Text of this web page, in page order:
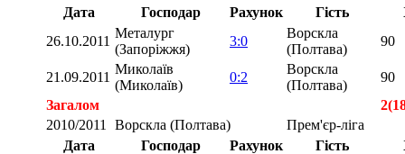
Дата
Господар Рахунок Гість
26.10.2011
Металург
(Запоріжжя)
3:0
Ворскла
(Полтава)
90
21.09.2011
Миколаїв
(Миколаїв)
0:2
Ворскла
(Полтава)
90
Загалом
2010/2011
Ворскла (Полтава)
Прем'єр-ліга
Дата
Господар Рахунок Гість